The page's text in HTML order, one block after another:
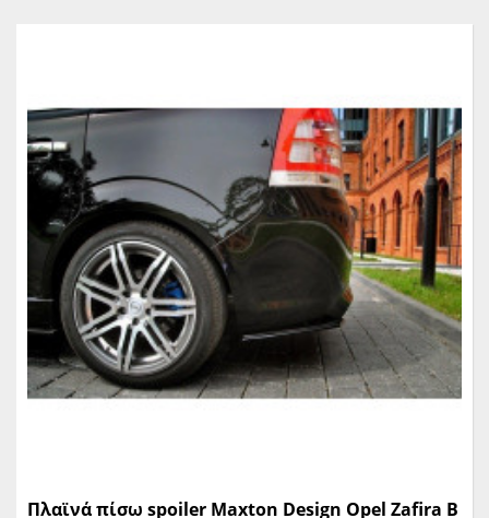
Πλαϊνά πίσω spoiler Maxton Design Opel Zafira B